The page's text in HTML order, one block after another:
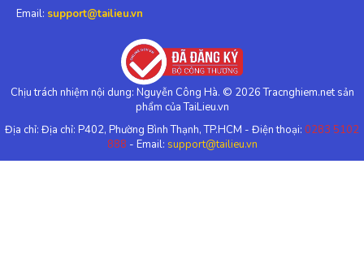
Email: support@tailieu.vn
Chịu trách nhiệm nội dung: Nguyễn Công Hà. © 2026 Tracnghiem.net sản
phẩm của TaiLieu.vn
Địa chỉ: Địa chỉ: P402, Phường Bình Thạnh, TP.HCM - Điện thoại: 0283 5102
888 - Email: support@tailieu.vn